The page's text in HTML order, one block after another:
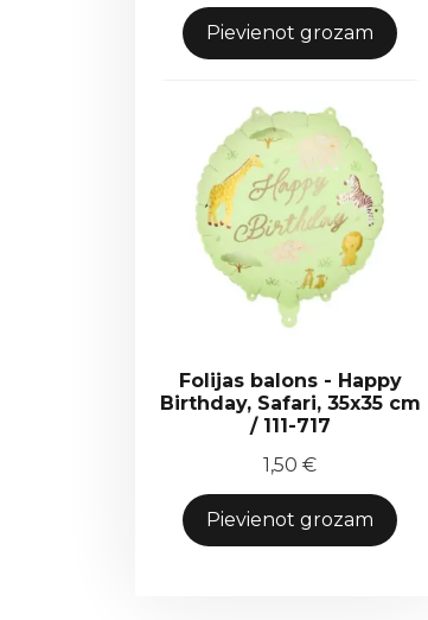
Pievienot grozam
Folijas balons - Happy
Birthday, Safari, 35x35 cm
/ 111-717
1,50 €
Pievienot grozam